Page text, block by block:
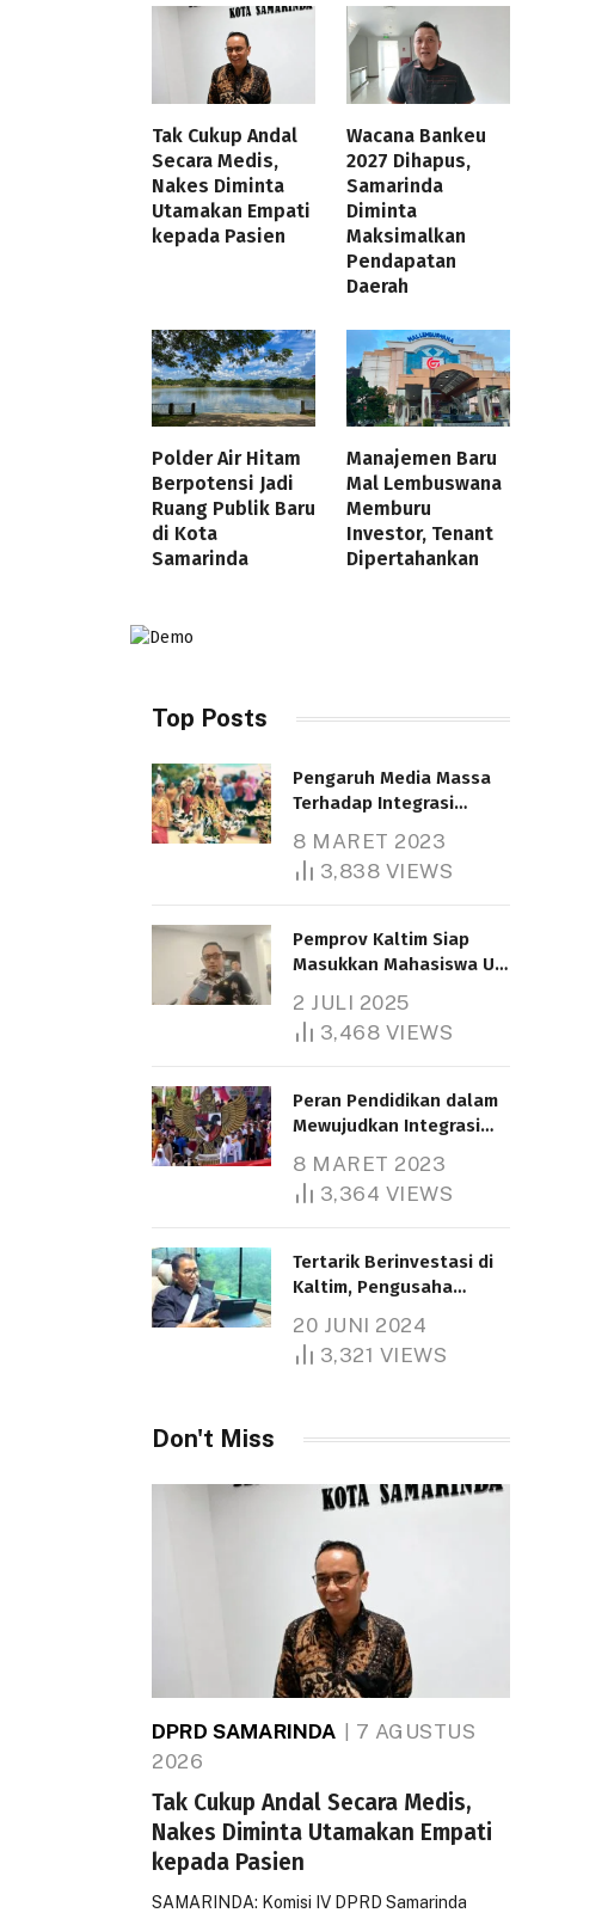
Tak Cukup Andal
Secara Medis,
Nakes Diminta
Utamakan Empati
kepada Pasien
Wacana Bankeu
2027 Dihapus,
Samarinda
Diminta
Maksimalkan
Pendapatan
Daerah
Polder Air Hitam
Berpotensi Jadi
Ruang Publik Baru
di Kota
Samarinda
Manajemen Baru
Mal Lembuswana
Memburu
Investor, Tenant
Dipertahankan
Top Posts
Pengaruh Media Massa
Terhadap Integrasi
8 MARET 2023
3,838 VIEWS
Pemprov Kaltim Siap
Masukkan Mahasiswa UT
Bantuan Pendidikan
Gratispol
2 JULI 2025
3,468 VIEWS
Peran Pendidikan dalam
Mewujudkan Integrasi
8 MARET 2023
3,364 VIEWS
Tertarik Berinvestasi di
Kaltim, Pengusaha
1.000 Hektare
20 JUNI 2024
3,321 VIEWS
Don't Miss
DPRD SAMARINDA
7 AGUSTUS
2026
Tak Cukup Andal Secara Medis,
Nakes Diminta Utamakan Empati
kepada Pasien
SAMARINDA: Komisi IV DPRD Samarinda